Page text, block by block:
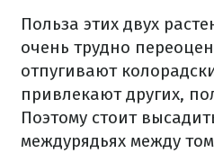
Польза этих двух
очень трудно
отпугивают
привлекают других,
Поэтому стоит
междурядьях между